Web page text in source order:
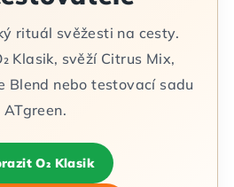
rituál svěžesti na cesty.
Klasik, svěží Citrus Mix,
Blend nebo testovací sadu
ATgreen.
O₂ Klasik